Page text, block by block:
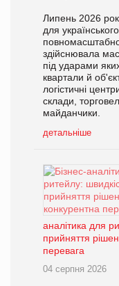
Липень 2026
для
здійснювала
під ударами
квартали й
логістичні
склади,
майданчики.
детальніше
аналітика для
прийняття
перевага
04 серпня 2026